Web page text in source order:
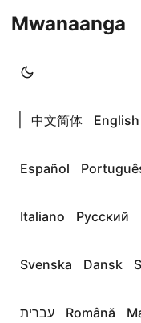
Mwanaanga
中文简体 English
Español
Italiano Русский
Svenska Dansk
עברית Română